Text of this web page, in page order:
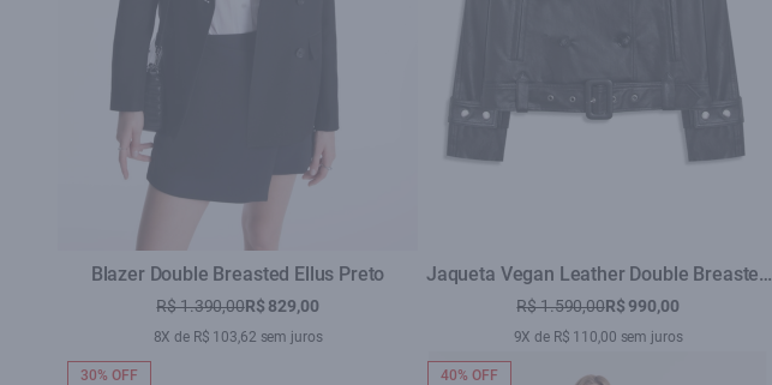
Blazer Double Breasted Ellus Preto
R$ 1.390,00R$ 829,00
8X de R$ 103,62 sem juros
Jaqueta Vegan Leather Double Breasted
Preto
R$ 1.590,00R$ 990,00
9X de R$ 110,00 sem juros
30% OFF 40% OFF